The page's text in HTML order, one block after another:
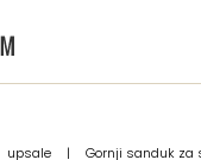
upsale | Gornji sanduk za